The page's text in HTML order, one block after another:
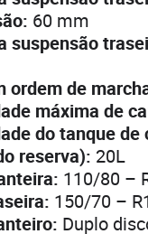
60 mm
suspensão
ordem de
máxima de
do tanque de
reserva): 20L
110/80 –
150/70 –
Duplo